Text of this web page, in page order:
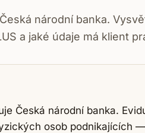
národní banka.
a jaké údaje má klient
Česká národní banka.
osob podnikajících